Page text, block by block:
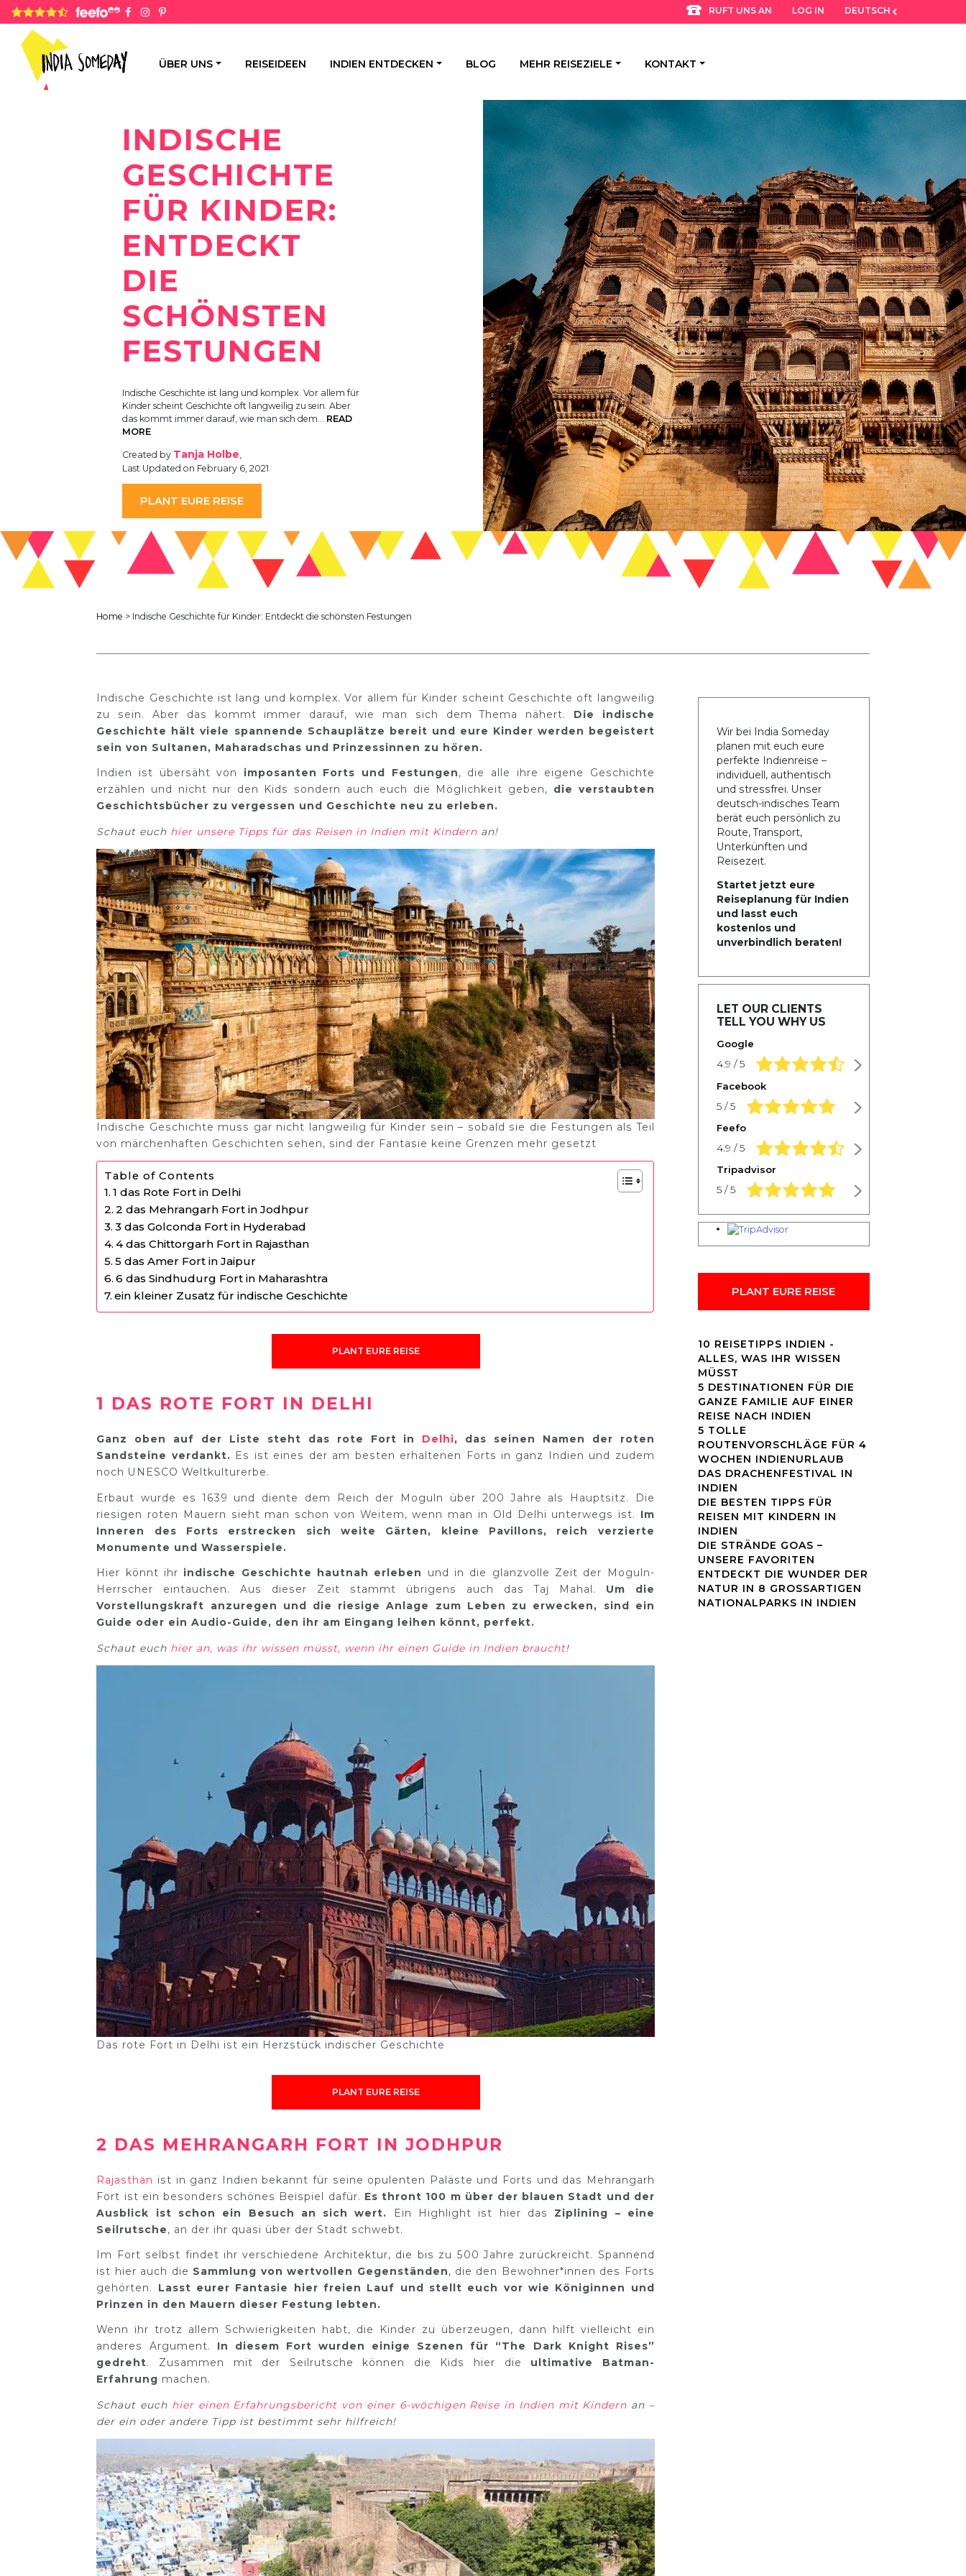
4.8 rating based on 1,234 ratings RUFT UNS AN LOG IN DEUTSCH
ÜBER UNS REISEIDEEN INDIEN ENTDECKEN BLOG MEHR REISEZIELE KONTAKT
INDISCHE
GESCHICHTE
FÜR KINDER:
ENTDECKT
DIE
SCHÖNSTEN
FESTUNGEN
Indische Geschichte ist lang und komplex. Vor allem für
Kinder scheint Geschichte oft langweilig zu sein. Aber
das kommt immer darauf, wie man sich dem… READ
MORE
Created by Tanja Holbe,
Last Updated on February 6, 2021
PLANT EURE REISE
Home > Indische Geschichte für Kinder: Entdeckt die schönsten Festungen
Indische Geschichte ist lang und komplex. Vor allem für Kinder scheint Geschichte oft langweilig
zu sein. Aber das kommt immer darauf, wie man sich dem Thema nähert.
Die indische
Geschichte hält viele spannende Schauplätze bereit und eure Kinder werden begeistert
sein von Sultanen, Maharadschas und Prinzessinnen zu hören.
Indien ist übersäht von imposanten Forts und Festungen, die alle ihre eigene Geschichte
erzählen und nicht nur den Kids sondern auch euch die Möglichkeit geben, die verstaubten
Geschichtsbücher zu vergessen und Geschichte neu zu erleben.
Schaut euch hier unsere Tipps für das Reisen in Indien mit Kindern an!
Indische Geschichte muss gar nicht langweilig für Kinder sein – sobald sie die Festungen als Teil
von märchenhaften Geschichten sehen, sind der Fantasie keine Grenzen mehr gesetzt
Table of Contents
1 das Rote Fort in Delhi
2 das Mehrangarh Fort in Jodhpur
3 das Golconda Fort in Hyderabad
4 das Chittorgarh Fort in Rajasthan
5 das Amer Fort in Jaipur
6 das Sindhudurg Fort in Maharashtra
ein kleiner Zusatz für indische Geschichte
PLANT EURE REISE
1 DAS ROTE FORT IN DELHI
Ganz oben auf der Liste steht das rote Fort in Delhi, das seinen Namen der roten
Sandsteine verdankt. Es ist eines der am besten erhaltenen Forts in ganz Indien und zudem
noch UNESCO Weltkulturerbe.
Erbaut wurde es 1639 und diente dem Reich der Moguln über 200 Jahre als Hauptsitz. Die
riesigen roten Mauern sieht man schon von Weitem, wenn man in Old Delhi unterwegs ist. Im
Inneren des Forts erstrecken sich weite Gärten, kleine Pavillons, reich verzierte
Monumente und Wasserspiele.
Hier könnt ihr indische Geschichte hautnah erleben und in die glanzvolle Zeit der Moguln-
Herrscher eintauchen. Aus dieser Zeit stammt übrigens auch das Taj Mahal. Um die
Vorstellungskraft anzuregen und die riesige Anlage zum Leben zu erwecken, sind ein
Guide oder ein Audio-Guide, den ihr am Eingang leihen könnt, perfekt.
Schaut euch hier an, was ihr wissen müsst, wenn ihr einen Guide in Indien braucht!
Das rote Fort in Delhi ist ein Herzstück indischer Geschichte
PLANT EURE REISE
2 DAS MEHRANGARH FORT IN JODHPUR
Rajasthan ist in ganz Indien bekannt für seine opulenten Paläste und Forts und das Mehrangarh
Fort ist ein besonders schönes Beispiel dafür. Es thront 100 m über der blauen Stadt und der
Ausblick ist schon ein Besuch an sich wert.
Ein Highlight ist hier das Ziplining – eine
Seilrutsche, an der ihr quasi über der Stadt schwebt.
Im Fort selbst findet ihr verschiedene Architektur, die bis zu 500 Jahre zurückreicht. Spannend
ist hier auch die Sammlung von wertvollen Gegenständen, die den Bewohner*innen des Forts
gehörten. Lasst eurer Fantasie hier freien Lauf und stellt euch vor wie Königinnen und
Prinzen in den Mauern dieser Festung lebten.
Wenn ihr trotz allem Schwierigkeiten habt, die Kinder zu überzeugen, dann hilft vielleicht ein
anderes Argument. In diesem Fort wurden einige Szenen für “The Dark Knight Rises”
gedreht. Zusammen mit der Seilrutsche können die Kids hier die ultimative Batman-
Erfahrung machen.
Schaut euch hier einen Erfahrungsbericht von einer 6-wöchigen Reise in Indien mit Kindern an –
der ein oder andere Tipp ist bestimmt sehr hilfreich!
Wir bei India Someday
planen mit euch eure
perfekte Indienreise –
individuell, authentisch
und stressfrei. Unser
deutsch-indisches Team
berät euch persönlich zu
Route, Transport,
Unterkünften und
Reisezeit.
Startet jetzt eure
Reiseplanung für Indien
und lasst euch
kostenlos und
unverbindlich beraten!
LET OUR CLIENTS
TELL YOU WHY US
Google
4.9 / 5 4.9 rating based on 1,234 ratings
Facebook
5 / 5 5.0 rating based on 1,234 ratings
Feefo
4.9 / 5 4.9 rating based on 1,234 ratings
Tripadvisor
5 / 5 5.0 rating based on 1,234 ratings
PLANT EURE REISE
10 REISETIPPS INDIEN -
ALLES, WAS IHR WISSEN
MÜSST
5 DESTINATIONEN FÜR DIE
GANZE FAMILIE AUF EINER
REISE NACH INDIEN
5 TOLLE
ROUTENVORSCHLÄGE FÜR 4
WOCHEN INDIENURLAUB
DAS DRACHENFESTIVAL IN
INDIEN
DIE BESTEN TIPPS FÜR
REISEN MIT KINDERN IN
INDIEN
DIE STRÄNDE GOAS –
UNSERE FAVORITEN
ENTDECKT DIE WUNDER DER
NATUR IN 8 GROSSARTIGEN N
ATIONALPARKS IN INDIEN